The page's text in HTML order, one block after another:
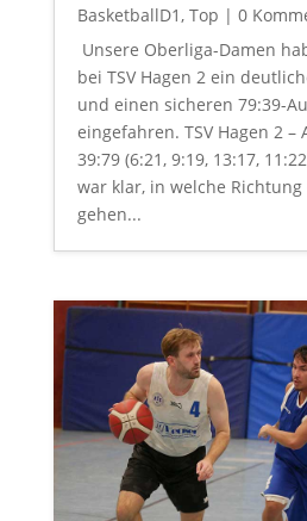
BasketballD1 , Top | 0
Unsere Oberliga-Damen
bei TSV Hagen 2 ein
und einen sicheren 79:39-
eingefahren. TSV Hagen 2 –
39:79 (6:21, 9:19, 13:17,
war klar, in welche Richtung
gehen...